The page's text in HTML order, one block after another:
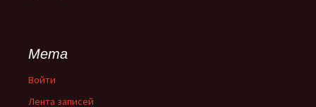
Мета
Войти
Лента записей